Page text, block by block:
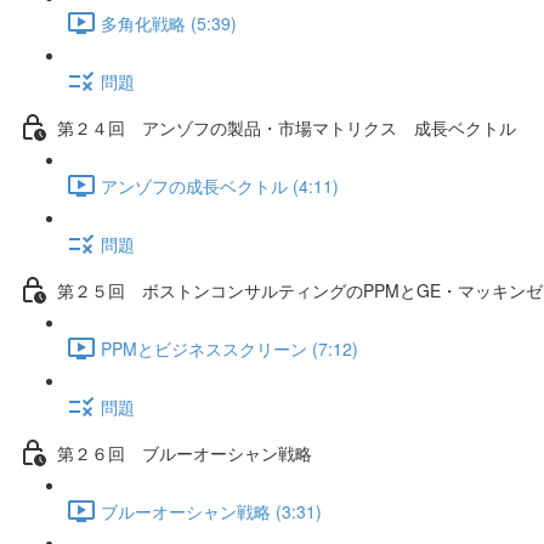
多角化戦略 (5:39)
問題
第２４回 アンゾフの製品・市場マトリクス 成長ベクトル
アンゾフの成長ベクトル (4:11)
問題
第２５回 ボストンコンサルティングのPPMとGE・マッキン
PPMとビジネススクリーン (7:12)
問題
第２６回 ブルーオーシャン戦略
ブルーオーシャン戦略 (3:31)